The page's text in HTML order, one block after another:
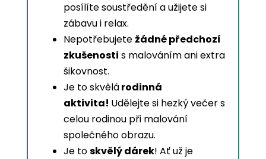
posílíte soustředění a užijete si
zábavu i relax.
Nepotřebujete žádné předchozí
zkušenosti s malováním ani extra
šikovnost.
Je to skvělárodinná
aktivita! Udělejte si hezký večer s
celou rodinou při malování
společného obrazu.
Je toskvělý dárek! Ať už je